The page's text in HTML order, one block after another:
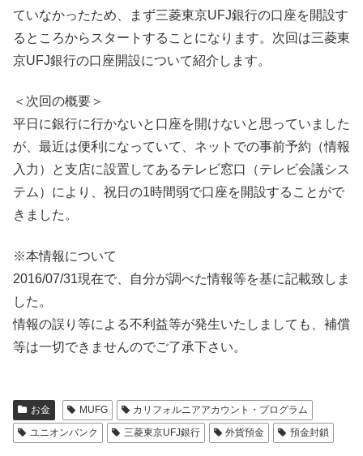
ていなかったため、まず三菱東京UFJ銀行の口座を開設す
るところからスタートすることになります。次回は三菱東
京UFJ銀行の口座開設について紹介します。
＜次回の概要＞
平日に銀行に行かないと口座を開けないと思っていました
が、最近は便利になっていて、ネットでの事前予約（情報
入力）と支店に設置してあるテレビ窓口（テレビ会議シス
テム）により、祝日の1時間弱で口座を開設することがで
きました。
※本情報について
2016/07/31現在で、自分が調べた情報等を基に記載致しま
した。
情報の誤り等による不利益等が発生いたしましても、補償
等は一切できませんのでご了承下さい。
お金 MUFG
カリフォルニアアカウント・プログラム
ユニオンバンク
三菱東京UFJ銀行 外貨預金 預金封鎖